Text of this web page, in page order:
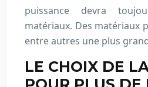
puissance devra
matériaux. Des matériaux
entre autres une plus
LE CHOIX DE